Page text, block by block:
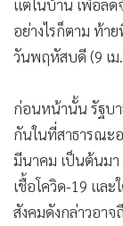
แต่ในบ้าน เพื่อลด
อย่างไรก็ตาม ท้า
วันพฤหัสบดี (9 เม
ก่อนหน้านั้น รัฐบา
กันในที่สาธารณะ
มีนาคม เป็นต้นมา
เชื้อโควิด-19 แล
สังคมดังกล่าวอา